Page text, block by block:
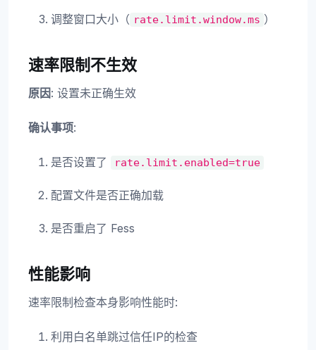
调整窗口大小（ rate.limit.window.ms ）
速率限制不生效
原因: 设置未正确生效
确认事项:
是否设置了 rate.limit.enabled=true
配置文件是否正确加载
是否重启了 Fess
性能影响
速率限制检查本身影响性能时:
利用白名单跳过信任IP的检查